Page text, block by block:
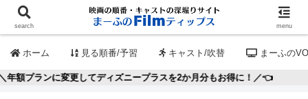
ホーム 見る順番/予習 キャスト/吹替 まーふの
してディズニープラスを2か月分もお得に！／👈
search menu